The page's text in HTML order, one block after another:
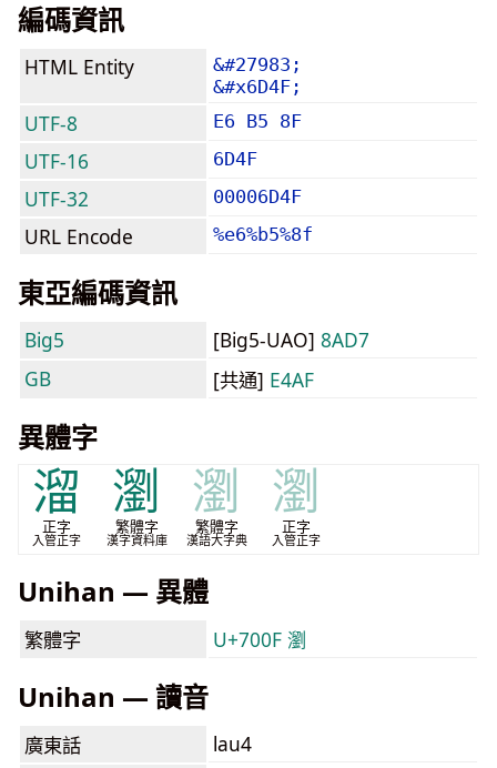
編碼資訊
HTML Entity
&#27983;
&#x6D4F;
UTF-8 E6 B5 8F
UTF-16 6D4F
UTF-32 00006D4F
URL Encode %e6%b5%8f
東亞編碼資訊
Big5 [Big5-UAO] 8AD7
GB
[共通] E4AF
異體字
溜
正字
入管正字
瀏
繁體字
漢字資料庫
瀏
繁體字
漢語大字典
瀏
正字
入管正字
Unihan — 異體
繁體字 U+700F 瀏
Unihan — 讀音
廣東話
lau4